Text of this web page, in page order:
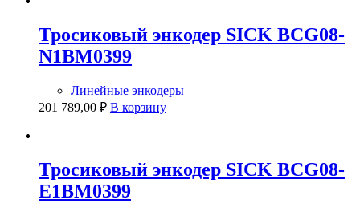
Тросиковый энкодер SICK BCG08-
N1BM0399
Линейные энкодеры
201 789,00 ₽ В корзину
Тросиковый энкодер SICK BCG08-
E1BM0399